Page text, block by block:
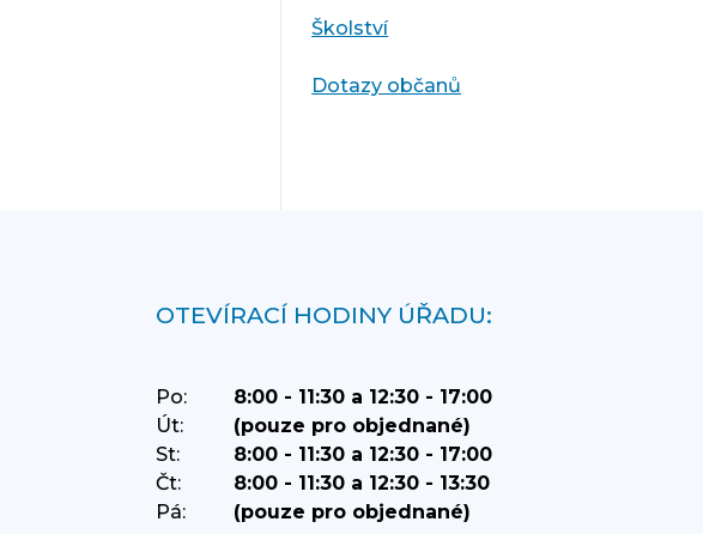
Školství
Dotazy občanů
OTEVÍRACÍ HODINY ÚŘADU:
Po:
8:00 - 11:30 a 12:30 - 17:00
Út:
(pouze pro objednané)
St:
8:00 - 11:30 a 12:30 - 17:00
Čt:
8:00 - 11:30 a 12:30 - 13:30
Pá:
(pouze pro objednané)